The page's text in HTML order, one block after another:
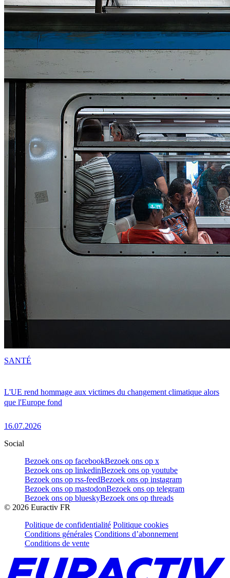
L'UE rend hommage aux victimes du changement climatique alors
que l'Europe fond
16.07.2026
SANTÉ
Social
Bezoek ons op facebookBezoek ons op x
Bezoek ons op linkedinBezoek ons op youtube
Bezoek ons op rss-feedBezoek ons op instagram
Bezoek ons op mastodonBezoek ons op telegram
Bezoek ons op blueskyBezoek ons op threads
© 2026 Euractiv FR
Politique de confidentialité Politique cookies
Conditions générales Conditions d’abonnement
Conditions de vente